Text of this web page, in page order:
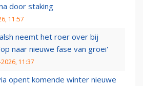
door staking
11:57
neemt het roer over bij
naar nieuwe fase van groei'
11:37
opent komende winter nieuwe